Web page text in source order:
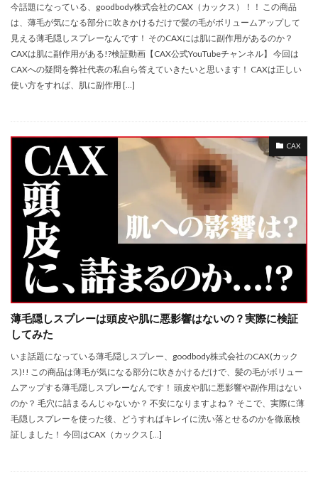
今話題になっている、goodbody株式会社のCAX（カックス）！！ この商品
は、薄毛が気になる部分に吹きかけるだけで髪の毛がボリュームアップして
見える薄毛隠しスプレーなんです！ そのCAXには肌に副作用があるのか？
CAXは肌に副作用がある!?検証動画【CAX公式YouTubeチャンネル】 今回は
CAXへの疑問を弊社代表の私自ら答えていきたいと思います！ CAXは正しい
使い方をすれば、肌に副作用 […]
CAX
薄毛隠しスプレーは頭皮や肌に悪影響はないの？実際に検証
してみた
いま話題になっている薄毛隠しスプレー、goodbody株式会社のCAX(カック
ス)!! この商品は薄毛が気になる部分に吹きかけるだけで、髪の毛がボリュー
ムアップする薄毛隠しスプレーなんです！ 頭皮や肌に悪影響や副作用はない
のか？ 毛穴に詰まるんじゃないか？ 不安になりますよね？ そこで、実際に薄
毛隠しスプレーを使った後、どうすればキレイに洗い落とせるのかを徹底検
証しました！ 今回はCAX（カックス […]